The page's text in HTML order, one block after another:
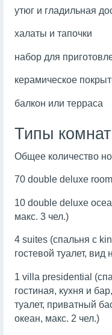
утюг и гладильная
халаты и тапочки
набор для
керамическое
балкон или терраса
Типы комнат
Общее количество
70 double deluxe
10 double deluxe
макс. 3 чел.)
4 suites (спальня с
гостевой туалет, вид
1 villa presidential
гостиная, кухня и
туалет, приватный
океан, макс. 2 чел.)